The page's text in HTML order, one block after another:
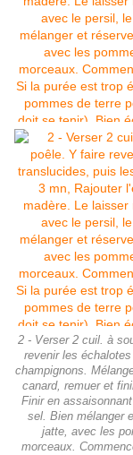
2 - Verser 2 cuil. à
revenir les
champignons.
canard, remuer et
Finir en
sel. Bien mélanger
jatte, avec les
morceaux.